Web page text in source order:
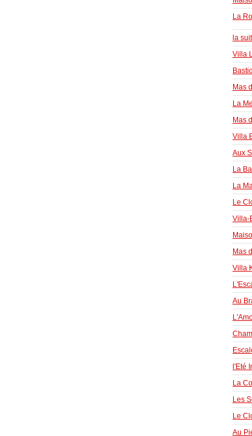
La
la
Villa
Mas
La
Mas
Villa
Aux
La
La
Le
Villa-
Mas
Villa
Au
l'Eté
La
Les
Le
Au